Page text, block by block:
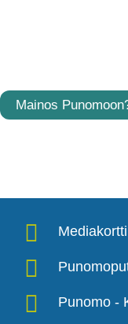
Mainos
Punomo -